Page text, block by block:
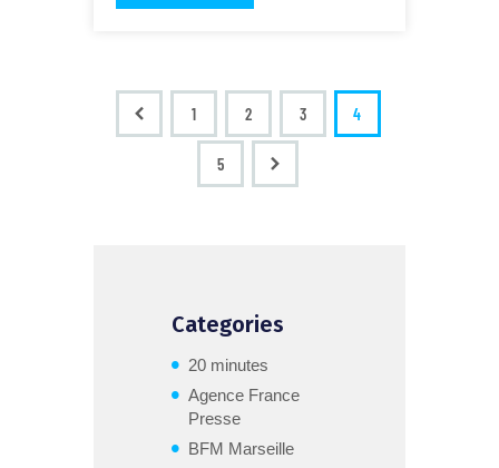
1 2 3 4
5
Categories
20 minutes
Agence France
Presse
BFM Marseille